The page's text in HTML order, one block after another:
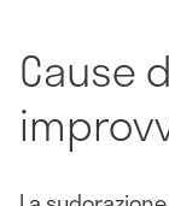
Cause